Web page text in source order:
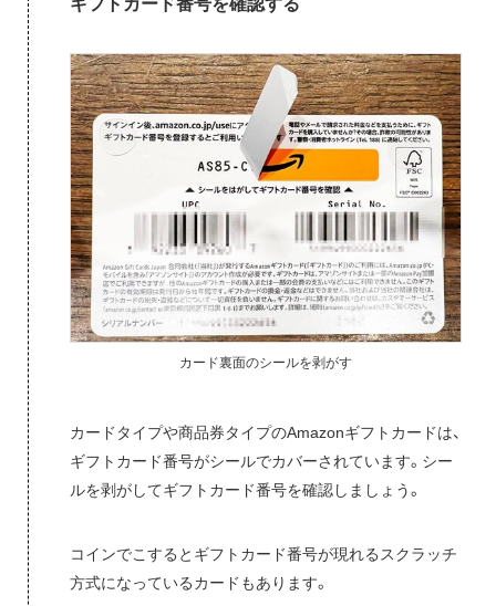
カード裏面のシールを剥がす
カードタイプや商品券タイプのAmazonギフトカードは、
ギフトカード番号がシールでカバーされています。シー
ルを剥がしてギフトカード番号を確認しましょう。
コインでこするとギフトカード番号が現れるスクラッチ
方式になっているカードもあります。